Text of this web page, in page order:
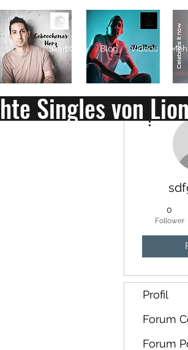
LION ATTENTION
Startseite Blog Videos
Singles von
0
Follower
Weitere
Profil
Forum
Forum